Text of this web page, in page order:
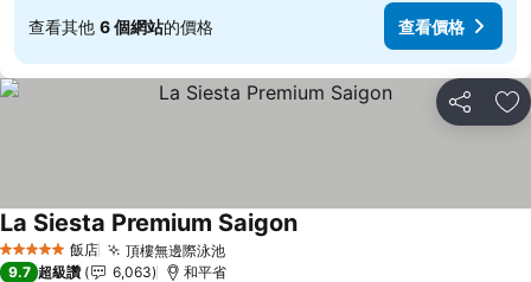
查看其他 6 個網站的價格 查看價格
分享 加
5 星級 飯店 頂樓無邊際泳池查看價格
La Siesta Premium Saigon查看價格
9.7 超級讚 6,063 和平省